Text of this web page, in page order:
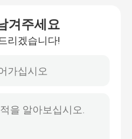
겨주세요
리겠습니다!